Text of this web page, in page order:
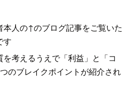
本人の↑のブログ記事をご覧いた
す
を考えるうえで「利益」と「コ
のブレイクポイントが紹介され